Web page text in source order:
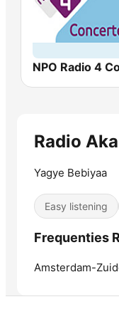
Radio
Yagye Bebiyaa
Easy listening
Frequenties
Amsterdam-